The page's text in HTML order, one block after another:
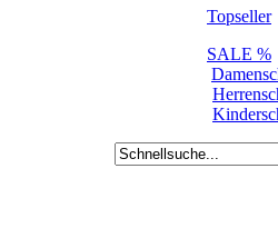
Topseller
SALE %